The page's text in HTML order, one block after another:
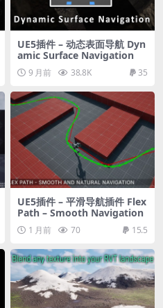
UE5插件 – 动态表面导航 Dyn
amic Surface Navigation
9 月前 38.8K 35
UE5插件 – 平滑导航插件 Flex
Path – Smooth Navigation
1 月前 70 15.5